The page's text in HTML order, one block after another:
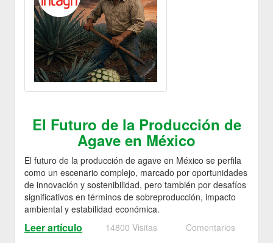
El Futuro de la Producción de
Agave en México
El futuro de la producción de agave en México se perfila
como un escenario complejo, marcado por oportunidades
de innovación y sostenibilidad, pero también por desafíos
significativos en términos de sobreproducción, impacto
ambiental y estabilidad económica.
Leer artículo 14800 Visitas Comentarios